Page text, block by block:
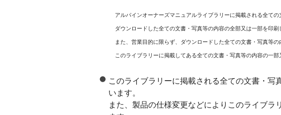
アルパインオーナーズマニュアルライブラリーに掲載される全て
ダウンロードした全ての文書・写真等の内容の全部又は一部を印
また、営業目的に限らず、ダウンロードした全ての文書・写真等
このライブラリーに掲載してある全ての文書・写真等の内容の一
このライブラリーに掲載される全ての文書・
います。
また、製品の仕様変更などによりこのライブ